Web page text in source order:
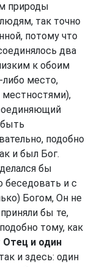
природы
так точно
потому что
два
к обоим
либо место,
подобно
и был Бог.
бы
беседовать и с
Богом, Он не
бы те,
тому, как
Отец и один
и здесь: один